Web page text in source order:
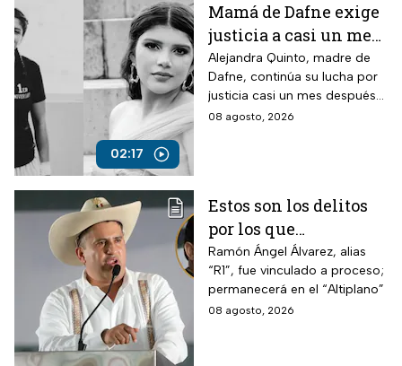
02:17
Mamá de Dafne exige
justicia a casi un mes
de la muerte de su hija
Alejandra Quinto, madre de
Dafne, continúa su lucha por
justicia casi un mes después
del fallecimiento de su hija.
08 agosto, 2026
Estos son los delitos
por los que
vincularon a proceso
al “R1″, presunto autor
intelectual del
asesinato de Carlos
Ramón Ángel Álvarez, alias
“R1”, fue vinculado a proceso;
permanecerá en el “Altiplano”
08 agosto, 2026